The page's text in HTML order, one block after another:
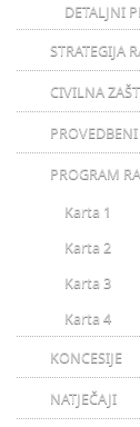
DETALJNI
STRATEGIJA
CIVILNA
PROGRAM
Karta 1
Karta 2
Karta 3
Karta 4
KONCESIJE
NATJEČAJI